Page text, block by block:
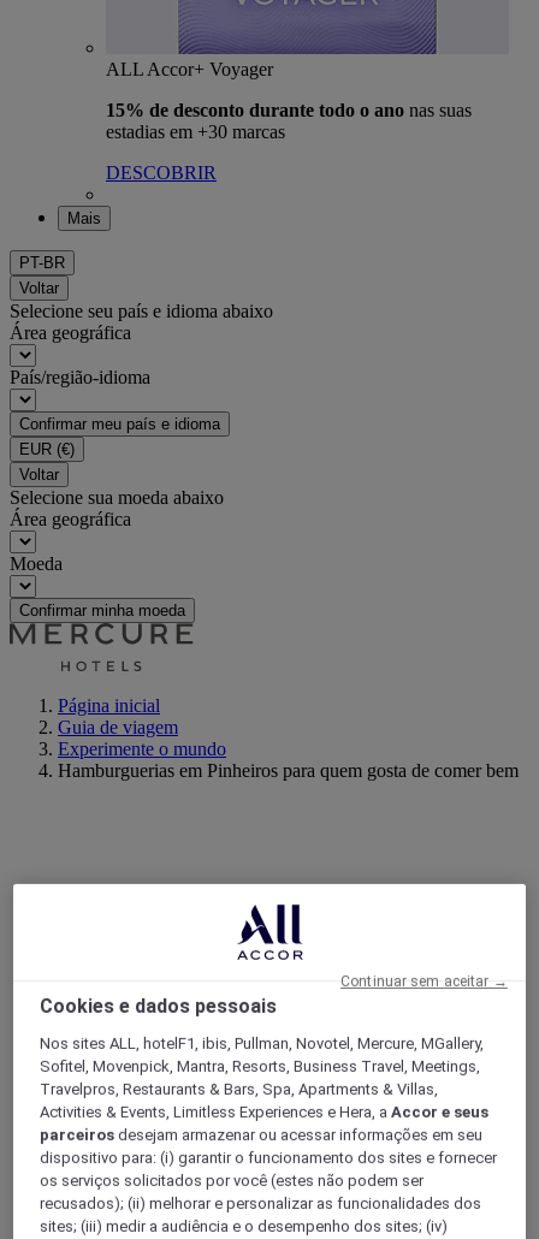
ALL Accor+ Voyager
15% de desconto durante todo o ano nas suas
estadias em +30 marcas
DESCOBRIR
Mais
PT-BR
Voltar
Selecione seu país e idioma abaixo
Área geográfica
País/região-idioma
Confirmar meu país e idioma
EUR (€)
Voltar
Selecione sua moeda abaixo
Área geográfica
Moeda
Confirmar minha moeda
Página inicial
Guia de viagem
Experimente o mundo
Hamburguerias em Pinheiros para quem gosta de comer bem
Cookies e dados pessoais
Nos sites ALL, hotelF1, ibis, Pullman, Novotel, Mercure, MGallery,
Sofitel, Movenpick, Mantra, Resorts, Business Travel, Meetings,
Travelpros, Restaurants & Bars, Spa, Apartments & Villas,
Activities & Events, Limitless Experiences e Hera, aAccor e seus
parceiros desejam armazenar ou acessar informações em seu
dispositivo para: (i) garantir o funcionamento dos sites e fornecer
os serviços solicitados por você (estes não podem ser
recusados); (ii) melhorar e personalizar as funcionalidades dos
sites; (iii) medir a audiência e o desempenho dos sites; (iv)
Continuar sem aceitar →